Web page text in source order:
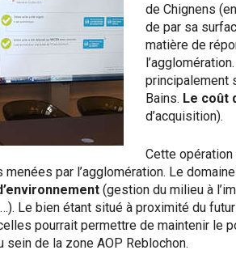
de Chignens
de par sa
matière de
principalement
Bains. Le coût
d’acquisition).
Cette
par l’agglomération. Le
(gestion du milieu à
Le bien étant situé à proximité du
pourrait permettre de maintenir le
de la zone AOP Reblochon.